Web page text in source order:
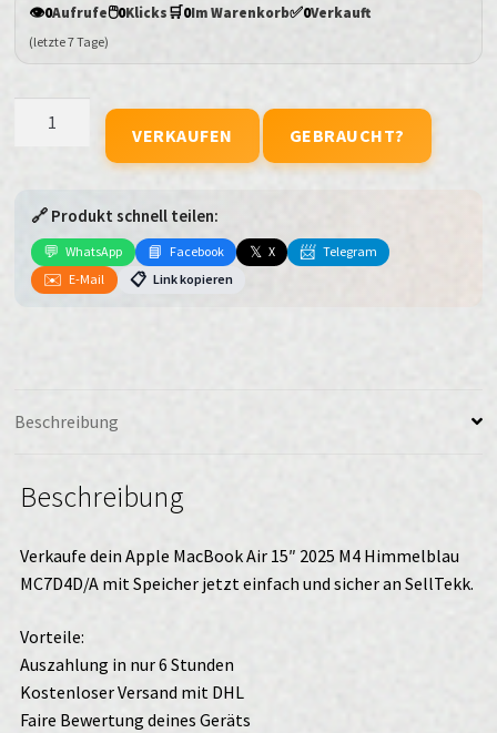
👁️0Aufrufe🖱️0Klicks🛒0Im Warenkorb✅0Verkauft
(letzte 7 Tage)
2025
M4
Himmelblau
•
GB
verkaufen
VERKAUFEN GEBRAUCHT?
🔗 Produkt schnell teilen:
💬 WhatsApp 📘 Facebook 𝕏 X 📨 Telegram
✉️ E-Mail 📋 Link kopieren
Beschreibung
Beschreibung
Verkaufe dein Apple MacBook Air 15″ 2025 M4 Himmelblau
MC7D4D/A mit Speicher jetzt einfach und sicher an SellTekk.
Vorteile:
Auszahlung in nur 6 Stunden
Kostenloser Versand mit DHL
Faire Bewertung deines Geräts